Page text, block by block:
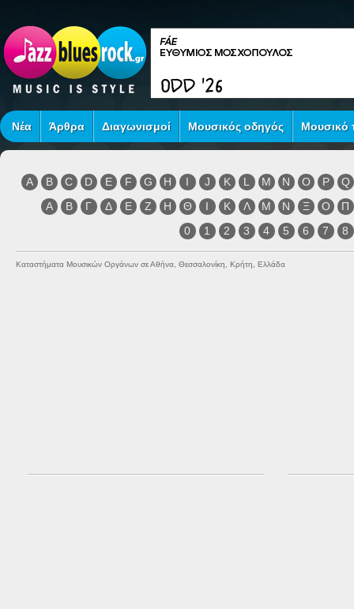
Νέα Άρθρα Διαγωνισμοί Μουσικός οδηγός Μουσικό
A B C D E F G H I J K L M N O P
Q
Α
Β Γ Δ Ε Ζ Η Θ Ι Κ Λ Μ Ν Ξ Ο
Π
0
1 2 3 4 5 6 7 8
Καταστήματα Μουσικών Οργάνων σε Αθήνα, Θεσσαλονίκη, Κρήτη, Ελλάδα